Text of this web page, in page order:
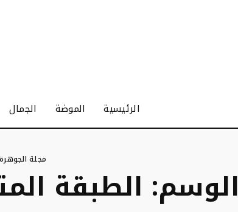
الرئيسية الموضة الجمال
مجلة الجوهرة
الوسم: الطبقة